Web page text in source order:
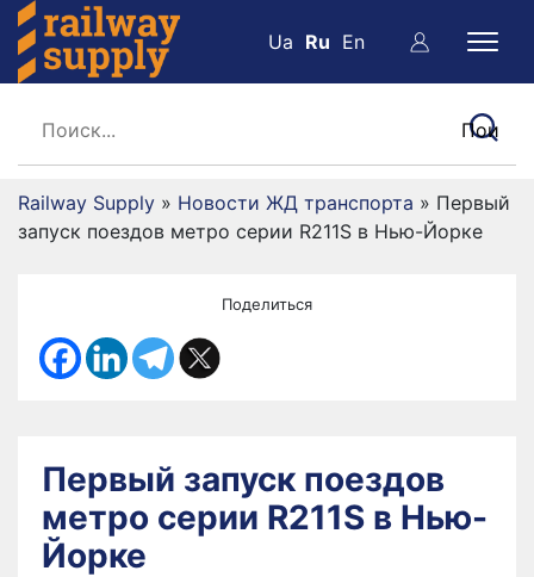
Ua Ru En
Railway Supply » Новости ЖД транспорта » Первый
запуск поездов метро серии R211S в Нью-Йорке
Поделиться
Первый запуск поездов
метро серии R211S в Нью-
Йорке